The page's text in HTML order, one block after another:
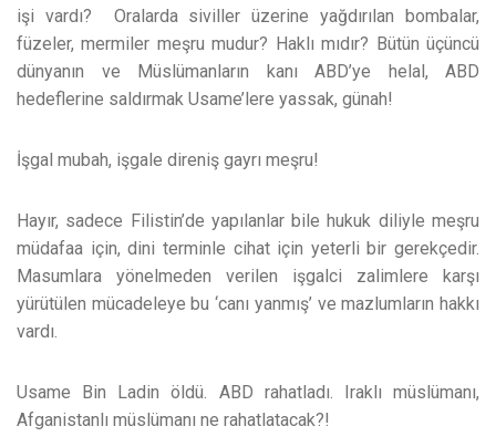
işi vardı? Oralarda siviller üzerine yağdırılan bombalar,
füzeler, mermiler meşru mudur? Haklı mıdır? Bütün üçüncü
dünyanın ve Müslümanların kanı ABD’ye helal, ABD
hedeflerine saldırmak Usame’lere yassak, günah!
İşgal mubah, işgale direniş gayrı meşru!
Hayır, sadece Filistin’de yapılanlar bile hukuk diliyle meşru
müdafaa için, dini terminle cihat için yeterli bir gerekçedir.
Masumlara yönelmeden verilen işgalci zalimlere karşı
yürütülen mücadeleye bu ‘canı yanmış’ ve mazlumların hakkı
vardı.
Usame Bin Ladin öldü. ABD rahatladı. Iraklı müslümanı,
Afganistanlı müslümanı ne rahatlatacak?!